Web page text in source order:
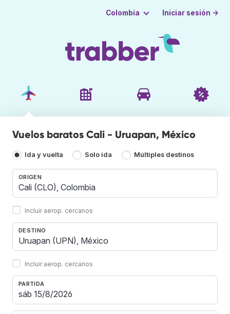
Colombia Iniciar sesión →
Vuelos baratos Cali - Uruapan, México
Ida y vuelta Solo ida Múltiples destinos
ORIGEN
Incluir aerop. cercanos
DESTINO
Incluir aerop. cercanos
PARTIDA